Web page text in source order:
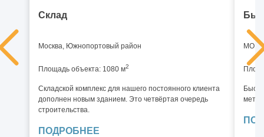
Склад
Москва, Южнопортовый район
Площадь объекта: 1080 м2
Складской комплекс для нашего постоянного клиента
дополнен новым зданием. Это четвёртая очередь
строительства.
ПОДРОБНЕЕ
МО,